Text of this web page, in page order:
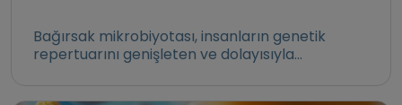
Bağırsak mikrobiyotası, insanların genetik
repertuarını genişleten ve dolayısıyla...